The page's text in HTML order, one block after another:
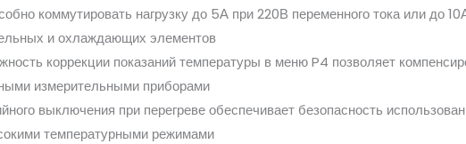
коммутировать нагрузку до 5А при 220В переменного тока или до
и охлаждающих элементов
коррекции показаний температуры в меню P4 позволяет
измерительными приборами
выключения при перегреве обеспечивает безопасность
температурными режимами